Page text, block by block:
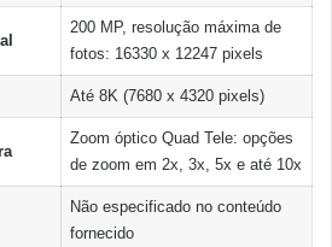
200 MP, resolução máxima de
fotos: 16330 x 12247 pixels
Até 8K (7680 x 4320 pixels)
Zoom óptico Quad Tele: opções
de zoom em 2x, 3x, 5x e até 10x
Não especificado no conteúdo
fornecido